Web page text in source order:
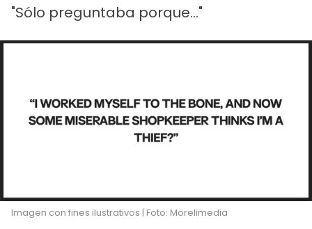
"Sólo preguntaba porque..."
Imagen con fines ilustrativos | Foto: Morelimedia